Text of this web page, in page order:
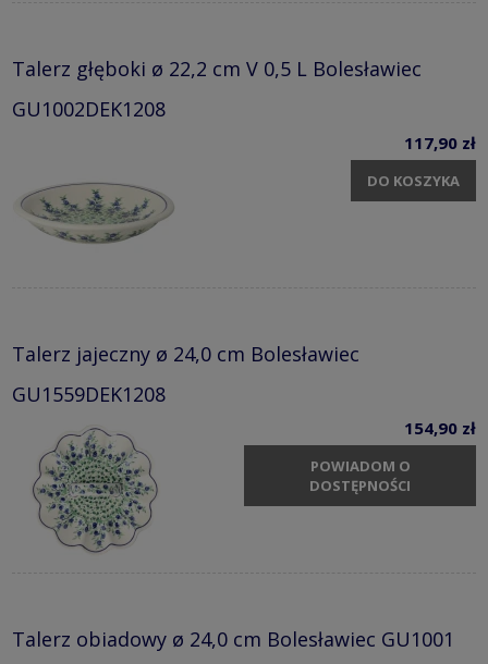
Talerz głęboki ø 22,2 cm V 0,5 L Bolesławiec
GU1002DEK1208
117,90 zł
DO KOSZYKA
Talerz jajeczny ø 24,0 cm Bolesławiec
GU1559DEK1208
154,90 zł
POWIADOM O
DOSTĘPNOŚCI
Talerz obiadowy ø 24,0 cm Bolesławiec GU1001